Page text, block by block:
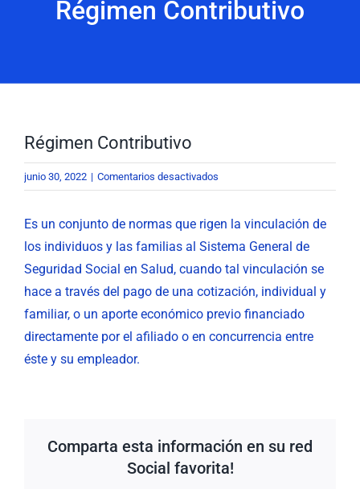
Atención y Servicios a la Ciudadanía
Noticias
Nuestra Gestión
Régimen Contributivo
Régimen Contributivo
junio 30, 2022 | Comentarios desactivados
Régimen
Es un conjunto de normas que rigen la vinculación de
los individuos y las familias al Sistema General de
Seguridad Social en Salud, cuando tal vinculación se
hace a través del pago de una cotización, individual y
familiar, o un aporte económico previo financiado
directamente por el afiliado o en concurrencia entre
éste y su empleador.
Comparta esta información en su red
Social favorita!